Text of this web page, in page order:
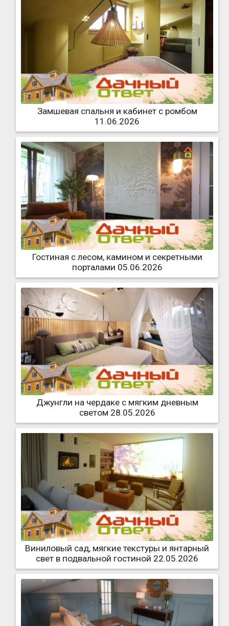
Замшевая спальня и кабинет с ромбом
11.06.2026
Гостиная с лесом, камином и секретными
порталами 05.06.2026
Джунгли на чердаке с мягким дневным
светом 28.05.2026
Виниловый сад, мягкие текстуры и янтарный
свет в подвальной гостиной 22.05.2026